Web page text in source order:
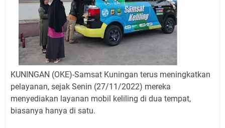
Agustus 2026, Daging Naik, Telur Turun
Agenda Kegiatan Bupati Kuningan Jumat 7 Agustus
2026 Ada Tiga, Tapi yang Bakal Dihadiri Hanya Satu
Ini Empat Lokasi Samsat Keliling Kuningan Jumat 7
KUNINGAN (OKE)-Samsat Kuningan terus meningkatkan
pelayanan, sejak Senin (27/11/2022) mereka
menyediakan layanan mobil keliling di dua tempat,
biasanya hanya di satu.